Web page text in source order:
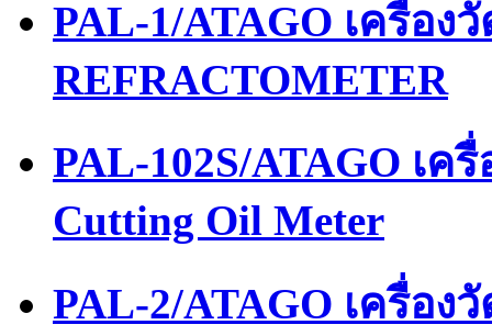
PAL-1/ATAGO เครื่อ
REFRACTOMETER
PAL-102S/ATAGO เ
Cutting Oil Meter
PAL-2/ATAGO เครื่อง